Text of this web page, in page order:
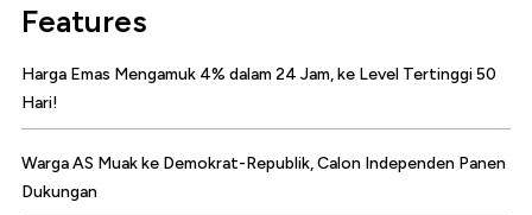
Features
Harga Emas Mengamuk 4% dalam 24 Jam, ke Level Tertinggi 50
Hari!
Warga AS Muak ke Demokrat-Republik, Calon Independen Panen
Dukungan